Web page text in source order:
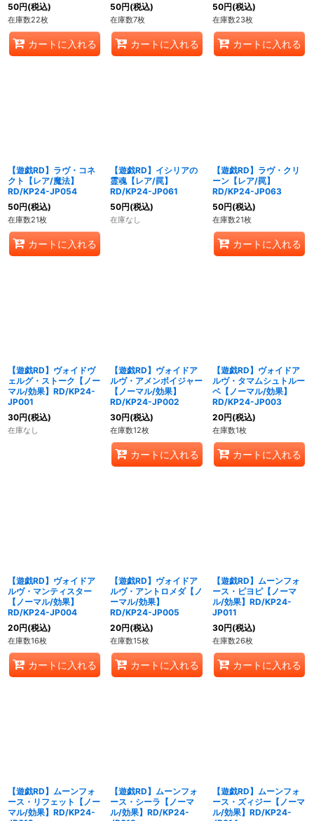
50円(税込)
在庫数22枚
カートに入れる
50円(税込)
在庫数7枚
カートに入れる
50円(税込)
在庫数23枚
カートに入れる
【遊戯RD】ラヴ・コネ
クト【レア/魔法】
RD/KP24-JP054
50円(税込)
在庫数21枚
カートに入れる
【遊戯RD】イシリアの
霊魂【レア/罠】
RD/KP24-JP061
50円(税込)
在庫なし
【遊戯RD】ラヴ・クリ
ーン【レア/罠】
RD/KP24-JP063
50円(税込)
在庫数21枚
カートに入れる
【遊戯RD】ヴォイドヴ
ェルグ・ストーク【ノー
マル/効果】RD/KP24-
JP001
30円(税込)
在庫なし
【遊戯RD】ヴォイドア
ルヴ・アメンボイジャー
【ノーマル/効果】
RD/KP24-JP002
30円(税込)
在庫数12枚
カートに入れる
【遊戯RD】ヴォイドア
ルヴ・タマムシュトルー
ベ【ノーマル/効果】
RD/KP24-JP003
20円(税込)
在庫数1枚
カートに入れる
【遊戯RD】ヴォイドア
ルヴ・マンティスター
【ノーマル/効果】
RD/KP24-JP004
20円(税込)
在庫数16枚
カートに入れる
【遊戯RD】ヴォイドア
ルヴ・アントロメダ【ノ
ーマル/効果】
RD/KP24-JP005
20円(税込)
在庫数15枚
カートに入れる
【遊戯RD】ムーンフォ
ース・ピヨピ【ノーマ
ル/効果】RD/KP24-
JP011
30円(税込)
在庫数26枚
カートに入れる
【遊戯RD】ムーンフォ
ース・リフェット【ノー
マル/効果】RD/KP24-
【遊戯RD】ムーンフォ
ース・シーラ【ノーマ
ル/効果】RD/KP24-
【遊戯RD】ムーンフォ
ース・ズィジー【ノーマ
ル/効果】RD/KP24-